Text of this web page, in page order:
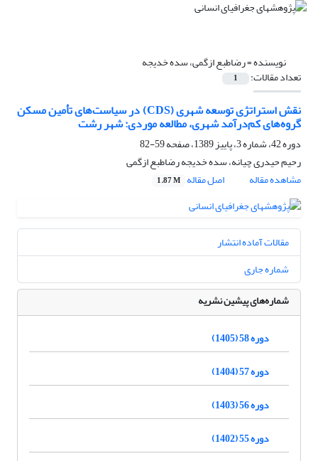
نویسنده =رضاطبع ازگمی، سده خدیجه
تعداد مقالات: 1
نقش استراتژی توسعه شهری (CDS) در سیاست‌های تأمین مسکن
گروه‌های کم‌درآمد شهری، مطالعه موردی: شهر رشت
دوره 42، شماره 3، پاییز 1389، صفحه
59-82
رحیم حیدری چیانه، سده خدیجه رضاطبع ازگمی
مشاهده مقاله
اصل مقاله 1.87 M
مقالات آماده انتشار
شماره جاری
شماره‌های پیشین نشریه
دوره 58 (1405)
دوره 57 (1404)
دوره 56 (1403)
دوره 55 (1402)